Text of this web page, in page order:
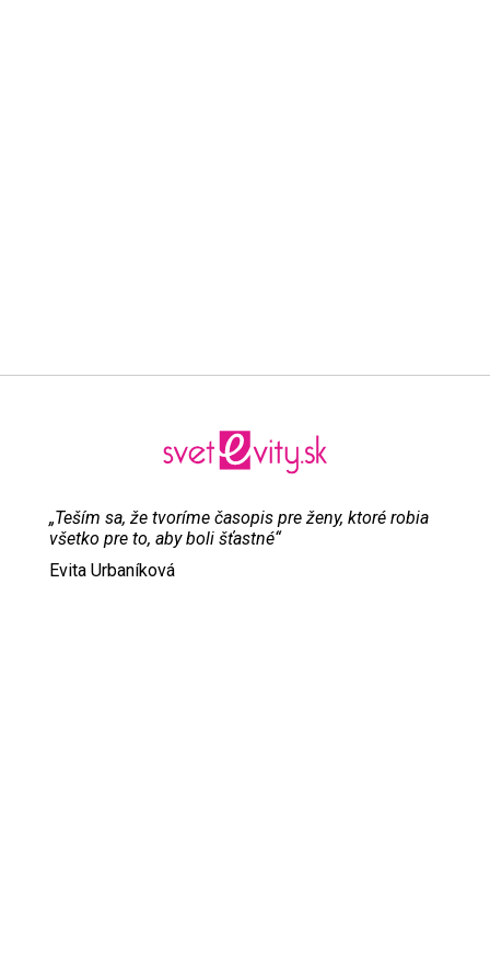
„Teším sa, že tvoríme časopis pre ženy, ktoré robia
všetko pre to, aby boli šťastné“
Evita Urbaníková